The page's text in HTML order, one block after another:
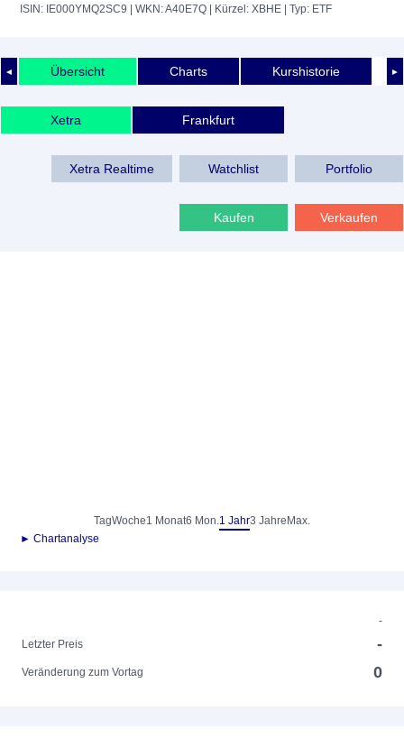
ISIN: IE000YMQ2SC9 | WKN: A40E7Q | Kürzel: XBHE | Typ: ETF
◄ ►
Übersicht Charts Kurshistorie
Xetra Frankfurt
Xetra Realtime Watchlist Portfolio
Kaufen Verkaufen
TagWoche1 Monat6 Mon.1 Jahr3 Jahre Max.
► Chartanalyse
-
Letzter Preis
-
Veränderung zum Vortag 0